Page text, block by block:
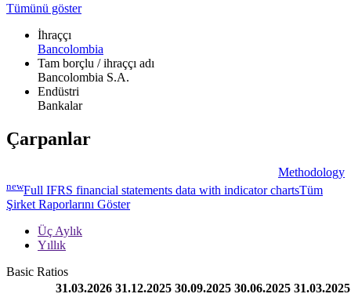
Tümünü göster
İhraççı
Bancolombia
Tam borçlu / ihraççı adı
Bancolombia S.A.
Endüstri
Bankalar
Çarpanlar
Methodology
newFull IFRS financial statements data with indicator chartsTüm
Şirket Raporlarını Göster
Üç Aylık
Yıllık
Basic Ratios
31.03.2026 31.12.2025 30.09.2025 30.06.2025 31.03.2025